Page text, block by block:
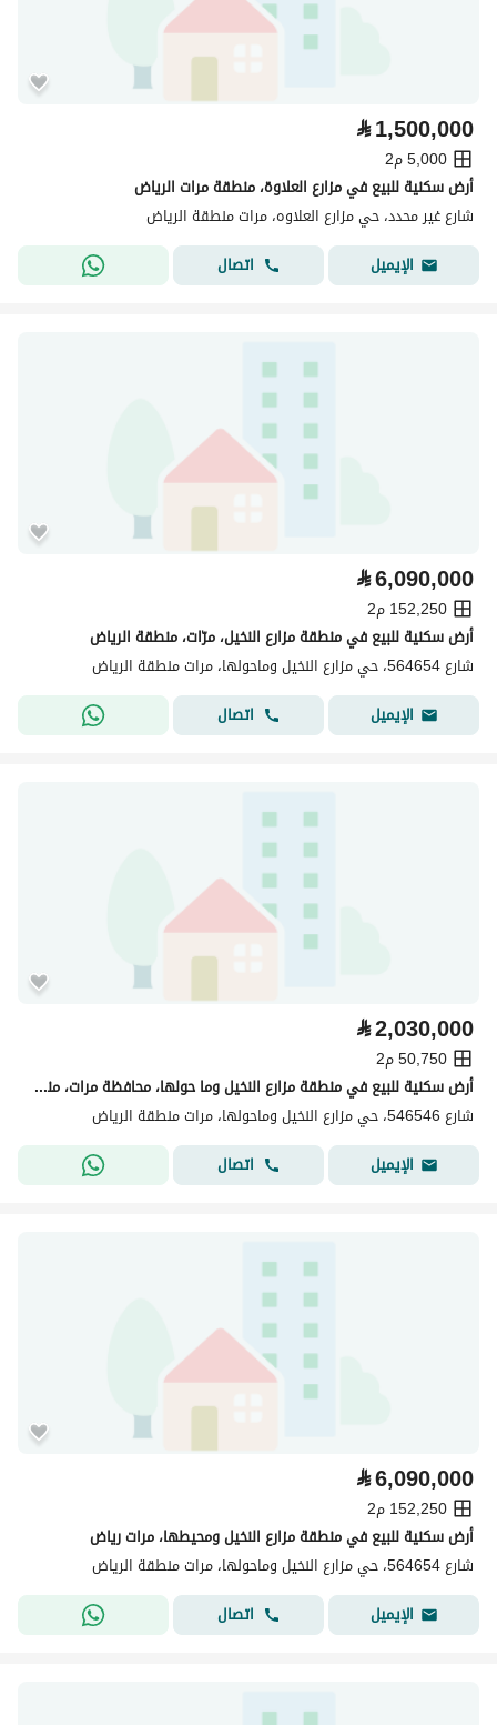
⃁1,500,000
5,000 م2
أرض سكنية للبيع في مزارع العلاوة، منطقة مرات الرياض
شارع غير محدد، حي مزارع العلاوه، مرات منطقة الرياض
الإيميل
اتصال
⃁6,090,000
152,250 م2
أرض سكنية للبيع في منطقة مزارع النخيل، مرّات، منطقة الرياض
شارع 564654، حي مزارع النخيل وماحولها، مرات منطقة الرياض
الإيميل
اتصال
⃁2,030,000
50,750 م2
أرض سكنية للبيع في منطقة مزارع النخيل وما حولها، محافظة مرات، منطقة الرياض
شارع 546546، حي مزارع النخيل وماحولها، مرات منطقة الرياض
الإيميل
اتصال
⃁6,090,000
152,250 م2
أرض سكنية للبيع في منطقة مزارع النخيل ومحيطها، مرات رياض
شارع 564654، حي مزارع النخيل وماحولها، مرات منطقة الرياض
الإيميل
اتصال